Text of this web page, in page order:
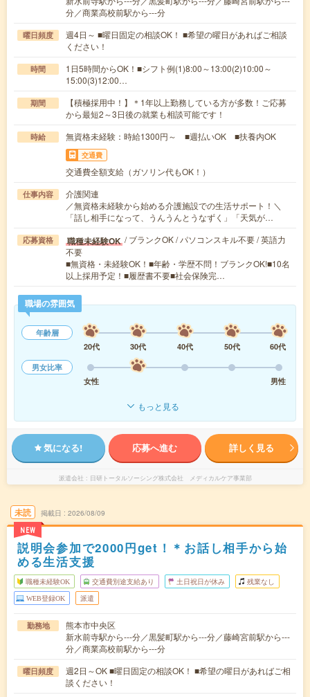
分／商業高校前駅から---分
曜日頻度
週4日～ ■曜日固定の相談OK！ ■希望の曜日があればご相談
ください！
時間
1日5時間からOK！■シフト例(1)8:00～13:00(2)10:00～
15:00(3)12:00…
期間
【積極採用中！】＊1年以上勤務している方が多数！ご応募
から最短2～3日後の就業も相談可能です！
時給 無資格未経験：時給1300円～ ■週払いOK ■扶養内OK
交通費
交通費全額支給（ガソリン代もOK！）
仕事内容
介護関連
／無資格未経験から始める介護施設での生活サポート！＼
「話し相手になって、うんうんとうなずく」「天気が…
応募資格 職種未経験OK / ブランクOK / パソコンスキル不要 / 英語力
不要
■無資格・未経験OK！■年齢・学歴不問！ブランクOK!■10名
以上採用予定！■履歴書不要■社会保険完…
職場の雰囲気
年齢層
20代
30代 40代 50代
60代
男女比率
女性
男性
もっと見る
気になる! 応募へ進む 詳しく見る
派遣会社 日研トータルソーシング株式会社 メディカルケア事業部
未読
NEW
掲載日 2026/08/09
説明会参加で2000円get！＊お話し相手から始
める生活支援
職種未経験OK 交通費別途支給あり 土日祝日が休み 残業なし
WEB登録OK 派遣
勤務地
熊本市中央区
新水前寺駅から---分／黒髪町駅から---分／藤崎宮前駅から---
分／商業高校前駅から---分
曜日頻度
週2日～OK ■曜日固定の相談OK！ ■希望の曜日があればご相
談ください！